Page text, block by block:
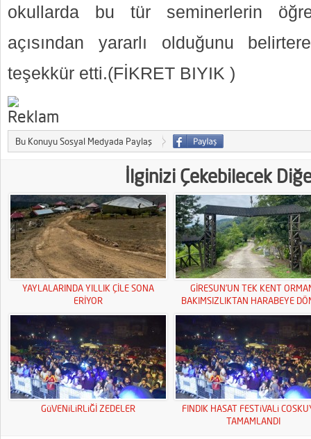
okullarda bu tür seminerlerin
açısından yararlı olduğunu
teşekkür etti.(FİKRET BIYIK )
Bu Konuyu Sosyal Medyada Paylaş
İlginizi Çekebilecek
YAYLALARINDA YILLIK ÇİLE SONA
ERİYOR
GİRESUN’UN TEK KENT
BAKIMSIZLIKTAN HARABEYE
GüVENiLiRLiĞİ ZEDELER
FINDIK HASAT FESTiVALi
TAMAMLANDI